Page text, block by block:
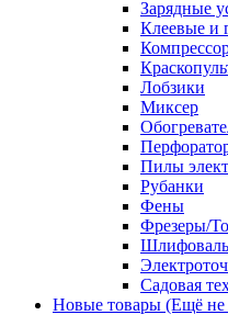
Зарядные
Клеевые и
Лобзики
Миксер
Пилы
Рубанки
Фены
Фрезеры/
Садовая
Новые товары (Ещё не